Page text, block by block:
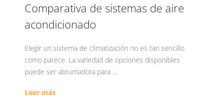
Comparativa de sistemas de aire
acondicionado
Elegir un sistema de climatización no es tan sencillo
como parece. La variedad de opciones disponibles
puede ser abrumadora para ...
Leer más